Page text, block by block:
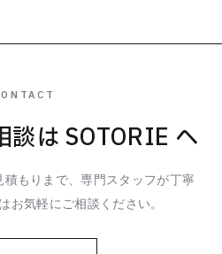
談は SOTORIE へ
もりまで、専門スタッフが丁寧
お気軽にご相談ください。